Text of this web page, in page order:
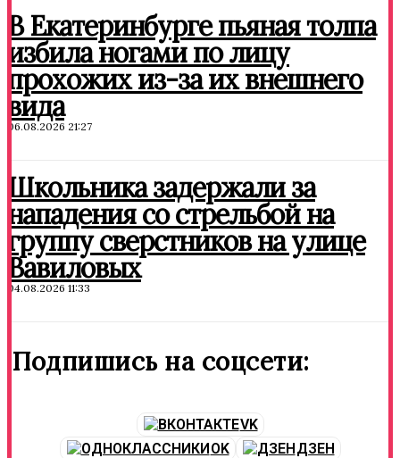
В Екатеринбурге пьяная толпа
избила ногами по лицу
прохожих из-за их внешнего
вида
06.08.2026 21:27
Школьника задержали за
нападения со стрельбой на
группу сверстников на улице
Вавиловых
04.08.2026 11:33
Подпишись на соцсети:
VK
OK
ДЗЕН